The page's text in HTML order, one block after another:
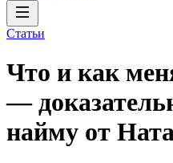
Статьи
Что и как
—
найму от